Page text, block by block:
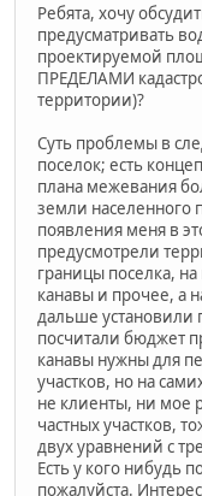
Ребята, хочу
предусматривать
проектируемой
ПРЕДЕЛАМИ
территории)?
Суть проблемы в
поселок; есть
плана межевания
земли населенного
появления меня в
предусмотрели
границы поселка,
канавы и прочее, а
дальше установили
посчитали бюджет
канавы нужны для
участков, но на
не клиенты, ни мое
частных участков,
двух уравнений с
Есть у кого нибудь
пожалуйста.